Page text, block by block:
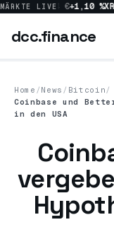
MÄRKTE LIVE
%SOL66,54 € +1,10 % XRP
dcc.finance
Home / News / Bitcoin/
Coinbase und
in den USA
dcc.finance
Coins Übersicht
News
Prognosen